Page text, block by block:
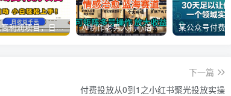
游戏高利润项目，日收益1k+，全自动，无需值守，解放双手，小白轻松上手【揭秘】 AI制作老男人扎心语录，5分钟一条，操作简单，流量非常大，保姆级教程
下一篇
‌​⁢‍⁤​⁣⁤⁣‍‬‬‬⁤⁤‌‬⁡‌⁣⁡⁣⁣​‍⁣‍​‍‬⁤​‌⁤⁢‍‍​⁢​​‍⁡‌付费投放从0到1之小红书聚光投放实操